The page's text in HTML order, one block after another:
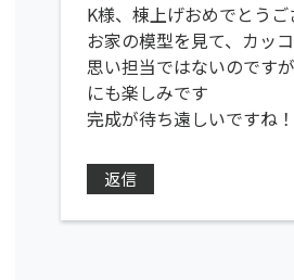
K様、棟上げおめでとう
お家の模型を見て、カッ
思い担当ではないのです
にも楽しみです
完成が待ち遠しいですね！
返信